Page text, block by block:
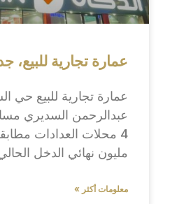
عمارة تجارية للبيع،
عمارة تجارية للبيع حي
مليون نهائي الدخل الحالي 930
معلومات أكثر »